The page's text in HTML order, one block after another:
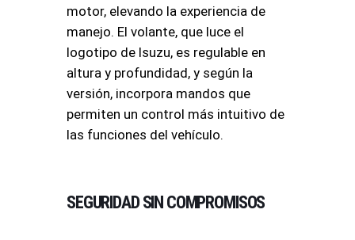
motor, elevando la experiencia de
manejo. El volante, que luce el
logotipo de Isuzu, es regulable en
altura y profundidad, y según la
versión, incorpora mandos que
permiten un control más intuitivo de
las funciones del vehículo.
SEGURIDAD SIN COMPROMISOS